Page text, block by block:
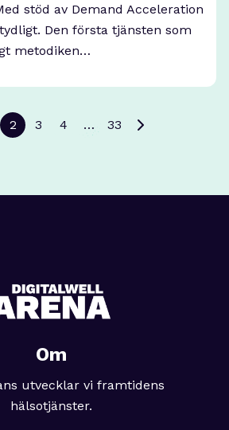
stöd av Demand Acceleration
Den första tjänsten som
metodiken…
2 3 4 … 33
Om
utvecklar vi framtidens
hälsotjänster.